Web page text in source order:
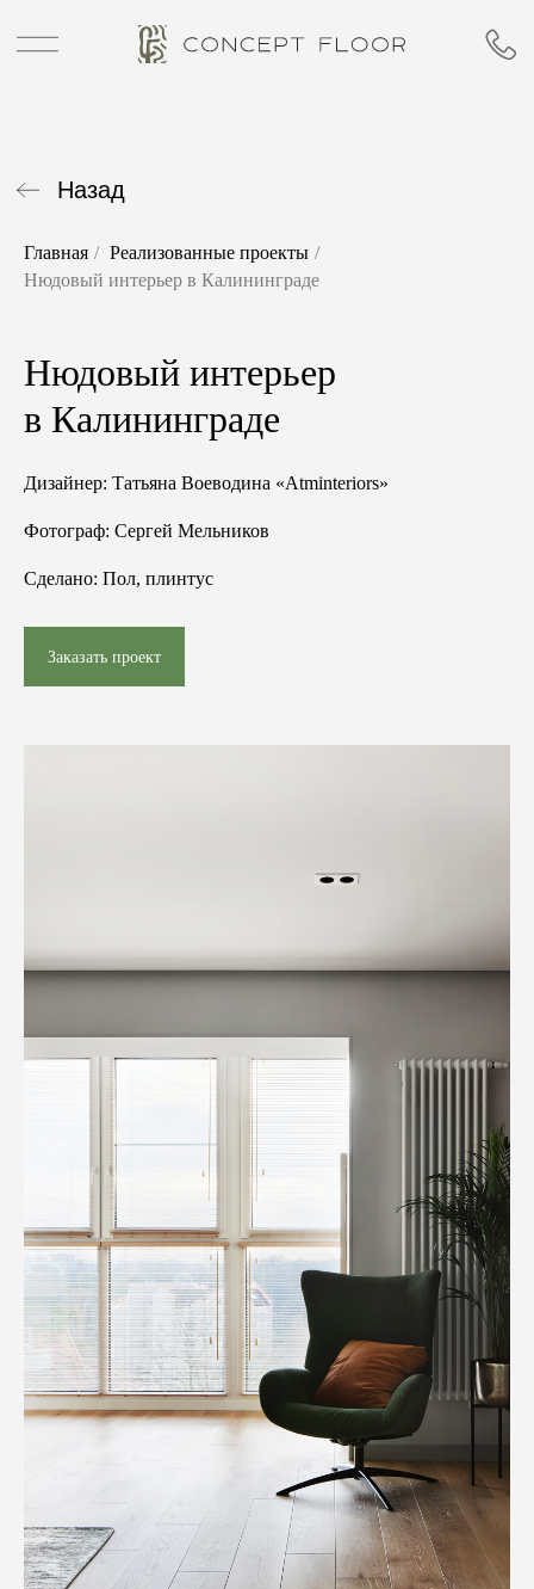
Главная / Реализованные проекты /
Нюдовый интерьер в Калининграде
Нюдовый интерьер
в Калининграде
Дизайнер: Татьяна Воеводина «Atminteriors»
Фотограф: Сергей Мельников
Сделано: Пол, плинтус
Заказать проект